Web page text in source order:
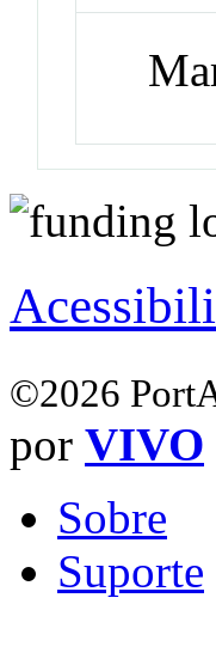
©2026
por VIVO
Sobre
Suporte